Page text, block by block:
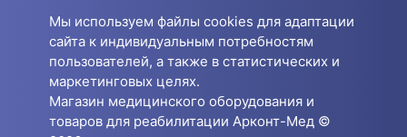
Мы используем файлы cookies для адаптации
сайта к индивидуальным потребностям
пользователей, а также в статистических и
маркетинговых целях.
Магазин медицинского оборудования и
товаров для реабилитации Арконт-Мед ©